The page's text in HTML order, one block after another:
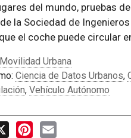
del mundo, pruebas
la Sociedad de
el coche puede circular
Movilidad Urbana
Ciencia de Datos Urbanos,
, Vehículo Autónomo
X PinterestEmail